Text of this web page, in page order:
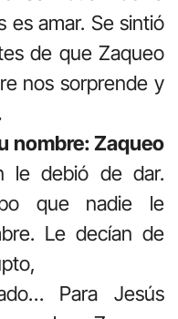
es amar. Se sintió
de que Zaqueo
nos sorprende y
nombre: Zaqueo
le debió de dar.
que nadie le
Le decían de
corrupto,
Para Jesús